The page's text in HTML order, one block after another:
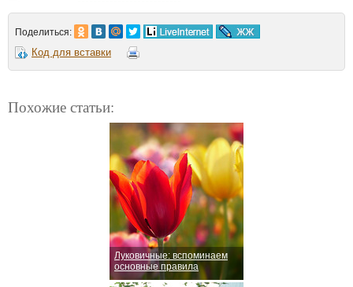
Поделиться:
Код для вставки
Похожие статьи:
Луковичные: вспоминаем
основные правила